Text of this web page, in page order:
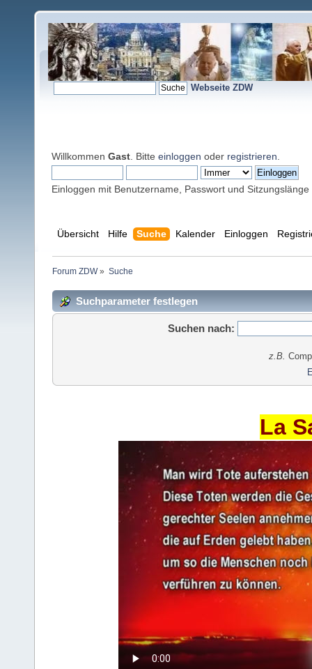
Webseite ZDW
Willkommen Gast . Bitte einloggen oder registrieren
Einloggen mit Benutzername, Passwort und Sitzungslänge
Übersicht Hilfe Suche Kalender Einloggen
Forum ZDW» Suche
Suchparameter festlegen
Suchen nach:
z.B.
La